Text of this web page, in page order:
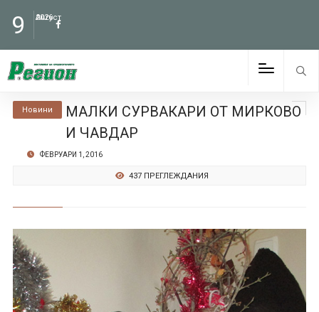
9 Август
2026
Новини
МАЛКИ СУРВАКАРИ ОТ МИРКОВО
И ЧАВДАР
ФЕВРУАРИ 1, 2016
437 ПРЕГЛЕЖДАНИЯ